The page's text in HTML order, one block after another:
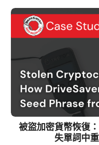
被盜加密貨幣恢復
失單詞中